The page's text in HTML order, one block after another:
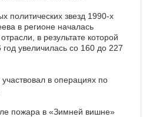
политических звезд 1990-х
в регионе началась
в результате которой
увеличилась со 160 до 227
в операциях по
пожара в «Зимней вишне»